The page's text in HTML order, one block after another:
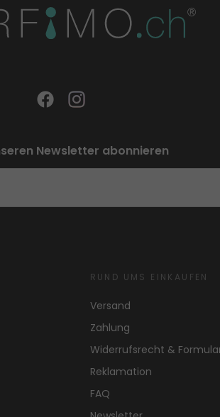
Newsletter abonnieren
RUND UMS EINKAUFEN
Versand
Zahlung
Widerrufsrecht &
Reklamation
FAQ